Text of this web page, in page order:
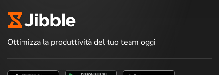
Ottimizza la produttività del tuo team oggi